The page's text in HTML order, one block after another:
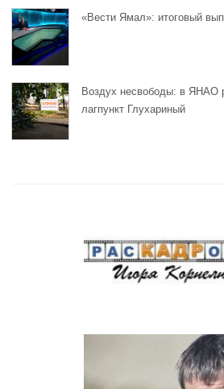
«Вести Ямал»: итоговый
Воздух несвободы: в ЯНАО
лагпункт Глухариный